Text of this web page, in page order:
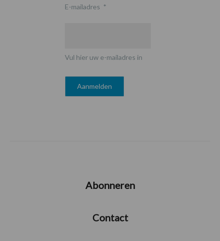
E-mailadres *
Vul hier uw e-mailadres in
Abonneren
Contact